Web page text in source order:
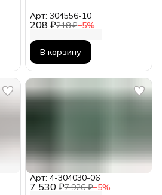
208 ₽218 ₽−5%
Арт: 304556-10
В корзину
7 530 ₽7 926 ₽−5%
Арт: 4-304030-06